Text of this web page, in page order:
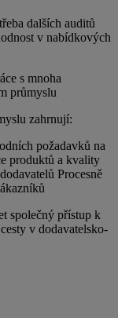
dalších auditů
v nabídkových
s mnoha
průmyslu
zahrnují:
požadavků na
produktů a kvality
Procesně
společný přístup k
v dodavatelsko-